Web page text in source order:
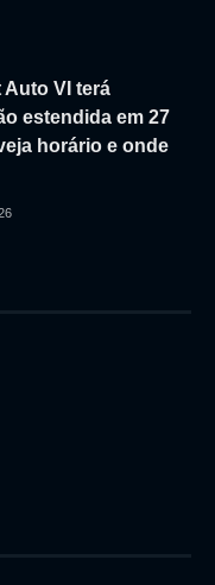
Auto VI terá
estendida em 27
horário e onde